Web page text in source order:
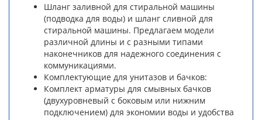
Шланг заливной для стиральной машины
(подводка для воды) и шланг сливной для
стиральной машины. Предлагаем модели
различной длины и с разными типами
наконечников для надежного соединения с
коммуникациями.
Комплектующие для унитазов и бачков:
Комплект арматуры для смывных бачков
(двухуровневый с боковым или нижним
подключением) для экономии воды и удобства